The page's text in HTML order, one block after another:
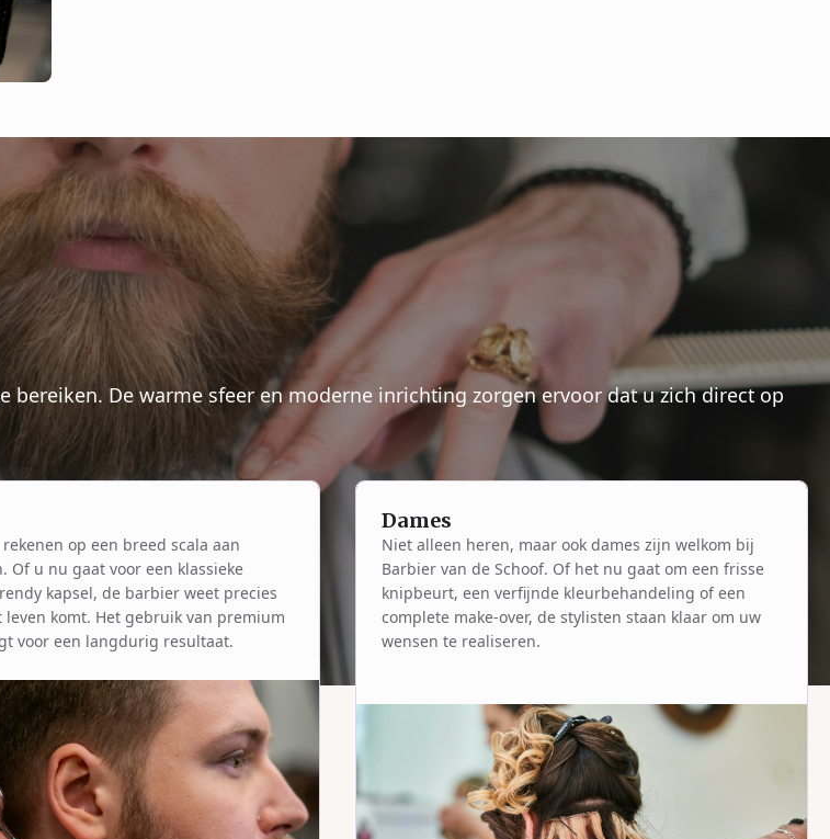
bereiken. De warme sfeer en moderne inrichting zorgen ervoor dat u zich direct op
op een breed scala aan
Of u nu gaat voor een klassieke
kapsel, de barbier weet precies
komt. Het gebruik van premium
voor een langdurig resultaat.
Dames
Niet alleen heren, maar ook dames zijn welkom bij
Barbier van de Schoof. Of het nu gaat om een frisse
knipbeurt, een verfijnde kleurbehandeling of een
complete make-over, de stylisten staan klaar om uw
wensen te realiseren.